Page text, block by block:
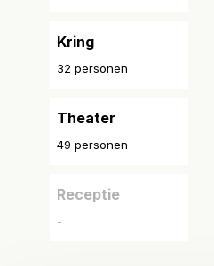
Kring
32 personen
Theater
49 personen
Receptie
-